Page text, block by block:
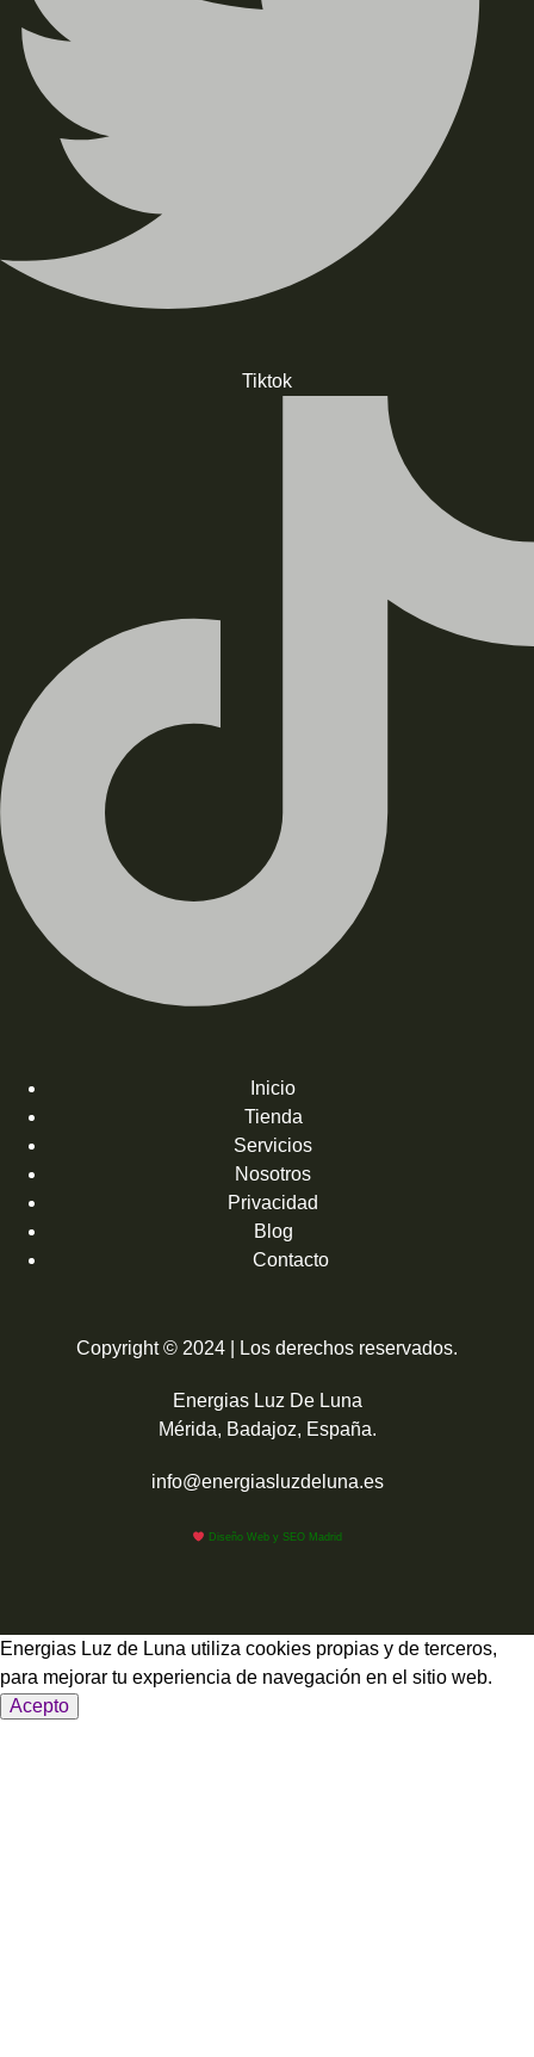
Tiktok
Inicio
Tienda
Servicios
Nosotros
Privacidad
Blog
Contacto
Copyright © 2024 | Los derechos reservados.
Energias Luz De Luna
Mérida, Badajoz, España.
info@energiasluzdeluna.es
Diseño Web y SEO Madrid
Energias Luz de Luna utiliza cookies propias y de terceros,
para mejorar tu experiencia de navegación en el sitio web.
Acepto